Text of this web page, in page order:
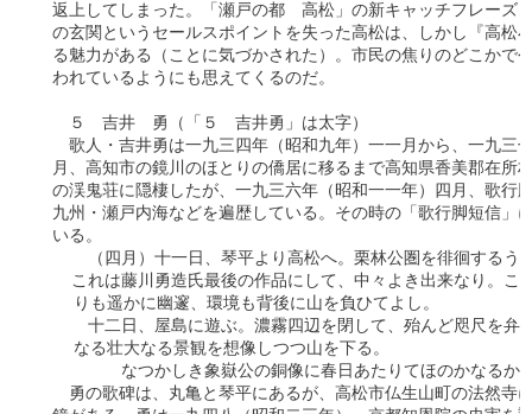
返上してしまった。「瀬戸の都　高松」の新キャッチフレーズ
の玄関というセールスポイントを失った高松は、しかし『高松
る魅力がある（ことに気づかされた）。市民の焦りのどこかで
われているようにも思えてくるのだ。　　　　　　　　　　　
５　吉井　勇（「５　吉井勇」は太字）
歌人・吉井勇は一九三四年（昭和九年）一一月から、一九三
月、高知市の鏡川のほとりの僑居に移るまで高知県香美郡在所
の渓鬼荘に隠棲したが、一九三六年（昭和一一年）四月、歌行
九州・瀬戸内海などを遍歴している。その時の「歌行脚短信」
いる。
（四月）十一日、琴平より高松へ。栗林公圏を徘徊するうち
　これは藤川勇造氏最後の作品にして、中々よき出来なり。こ
    りも遥かに幽邃、環境も背後に山を負ひてよし。
十二日、屋島に遊ぶ。濃霧四辺を閉して、殆んど咫尺を弁
    なる壮大なる景観を想像しつつ山を下る。
なつかしき象嶽公の銅像に春日あたりてほのかなるか
勇の歌碑は、丸亀と琴平にあるが、高松市仏生山町の法然寺